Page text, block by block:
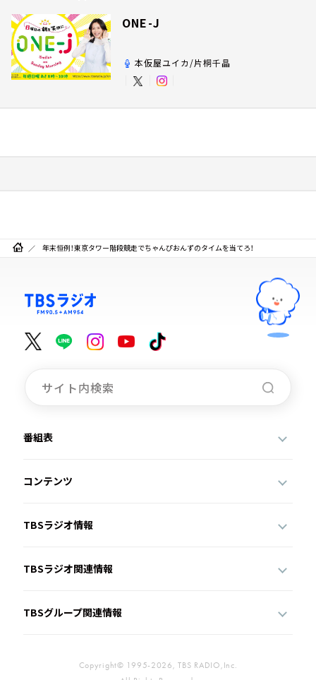
ONE-J
本仮屋ユイカ/片桐千晶
年末恒例！東京タワー階段競走でちゃんぴおんずのタイムを当てろ！
番組表
コンテンツ
TBSラジオ情報
TBSラジオ関連情報
TBSグループ関連情報
Copyright© 1995-2026, TBS RADIO,Inc.